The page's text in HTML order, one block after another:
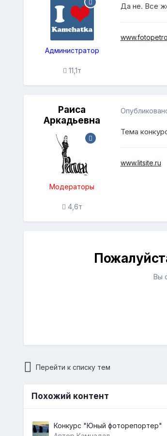
Администратор
11,1т
Да не. Все
Раиса
Аркадьевна
Модераторы
4,6т
Тема
www.litsite.ru
Вы
Перейти к списку тем
Похожий контент
Конкурс "Юный фоторепортер"